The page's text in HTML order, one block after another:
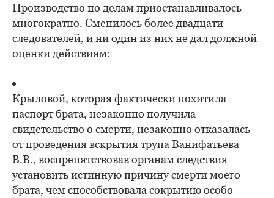
Производство по делам приостанавливалось
многократно. Сменилось более двадцати
следователей, и ни один из них не дал должной
оценки действиям:
Крыловой, которая фактически похитила
паспорт брата, незаконно получила
свидетельство о смерти, незаконно отказалась
от проведения вскрытия трупа Ванифатьева
В.В., воспрепятствовав органам следствия
установить истинную причину смерти моего
брата, чем способствовала сокрытию особо